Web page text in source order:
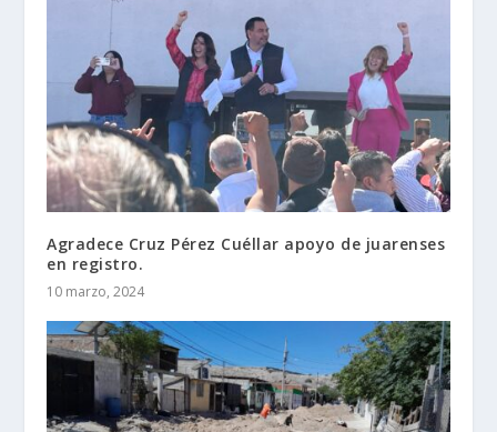
Agradece Cruz Pérez Cuéllar apoyo de juarenses
en registro.
10 marzo, 2024